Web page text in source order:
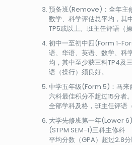
预备班(Remove)：全年主
数学、科学评估总平均，其
TP5或以上。班主任评语（操
初中一至初中四(Form 1-
语、华语、英语、数学、科
均，其中至少获三科TP4及
语（操行）须良好。
中学五年级(Form 5)：马来
六科最佳积分不超过15分者。
全部学科及格，班主任评语
大学先修班第一年(Lower
(STPM SEM-1)三科主修科
平均分数（GPA）超过2.8分